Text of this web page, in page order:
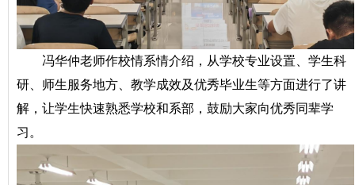
冯华仲老师作校情系情介绍，从学校专业设置、学生科
研、师生服务地方、教学成效及优秀毕业生等方面进行了讲
解，让学生快速熟悉学校和系部，鼓励大家向优秀同辈学
习。